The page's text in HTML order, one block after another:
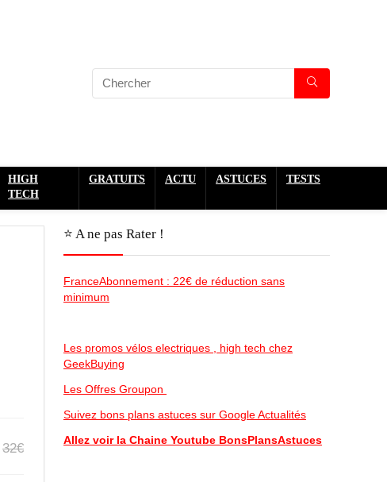
HIGH
TECH
GRATUITS ACTU ASTUCES TESTS
32€
⭐️ A ne pas Rater !
FranceAbonnement : 22€ de réduction sans
minimum
Les promos vélos electriques , high tech chez
GeekBuying
Les Offres Groupon
Suivez bons plans astuces sur Google Actualités
Allez voir la Chaine Youtube BonsPlansAstuces